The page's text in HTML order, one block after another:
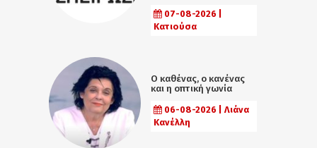
07-08-2026 |
Κατιούσα
Ο καθένας, ο κανένας
και η οπτική γωνία
06-08-2026 | Λιάνα
Κανέλλη